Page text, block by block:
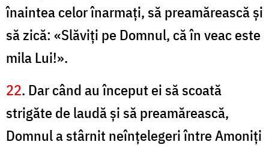
înaintea celor înarmaţi, să preamărească şi
să zică: «Slăviţi pe Domnul, că în veac este
mila Lui!».
22. Dar când au început ei să scoată
strigăte de laudă şi să preamărească,
Domnul a stârnit neînţelegeri între Amoniţi